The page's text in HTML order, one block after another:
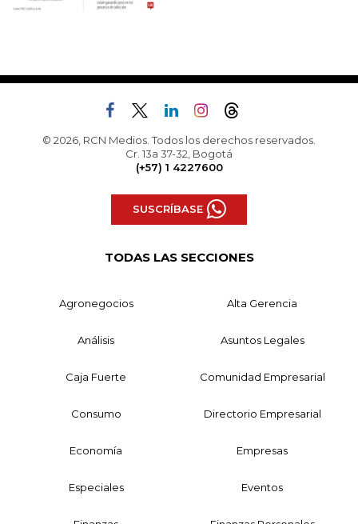
© 2026, RCN Medios. Todos los derechos reservados.
Cr. 13a 37-32, Bogotá
(+57) 1 4227600
SUSCRÍBASE
TODAS LAS SECCIONES
Agronegocios Alta Gerencia
Análisis Asuntos Legales
Caja Fuerte Comunidad Empresarial
Consumo Directorio Empresarial
Economía Empresas
Especiales Eventos